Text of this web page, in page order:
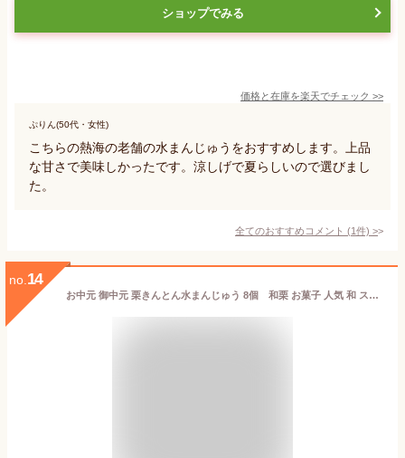
ショップでみる
価格と在庫を楽天でチェック >>
ぷりん(50代・女性)
こちらの熱海の老舗の水まんじゅうをおすすめします。上品
な甘さで美味しかったです。涼しげで夏らしいので選びまし
た。
全てのおすすめコメント (1件) >
no. 14
お中元 御中元 栗きんとん水まんじゅう 8個 和栗 お菓子 人気 和 スイーツ ひとくち 高級 おかし 和菓子 栗菓子 ギフト プレゼント 手土産 個包装 お取り寄せ 2000円 送料無料